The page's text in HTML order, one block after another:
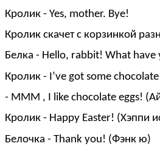
Кролик - Yes, mother. Bye!
Кролик скачет с корзинкой
Белка - Hello, rabbit! What have
Кролик - I’ve got some
- MMM , I like chocolate eggs!
Кролик - Happy Easter! (Хэппи
Белочка - Thank you! (Фэнк ю)